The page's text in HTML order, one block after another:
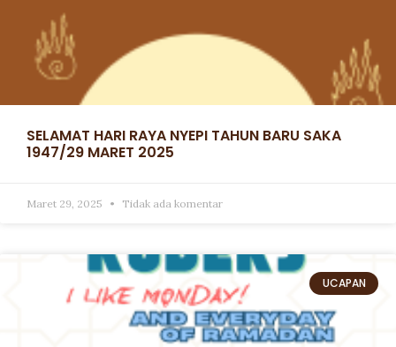
SELAMAT HARI RAYA NYEPI TAHUN BARU SAKA
1947/29 MARET 2025
Maret 29, 2025 Tidak ada komentar
UCAPAN